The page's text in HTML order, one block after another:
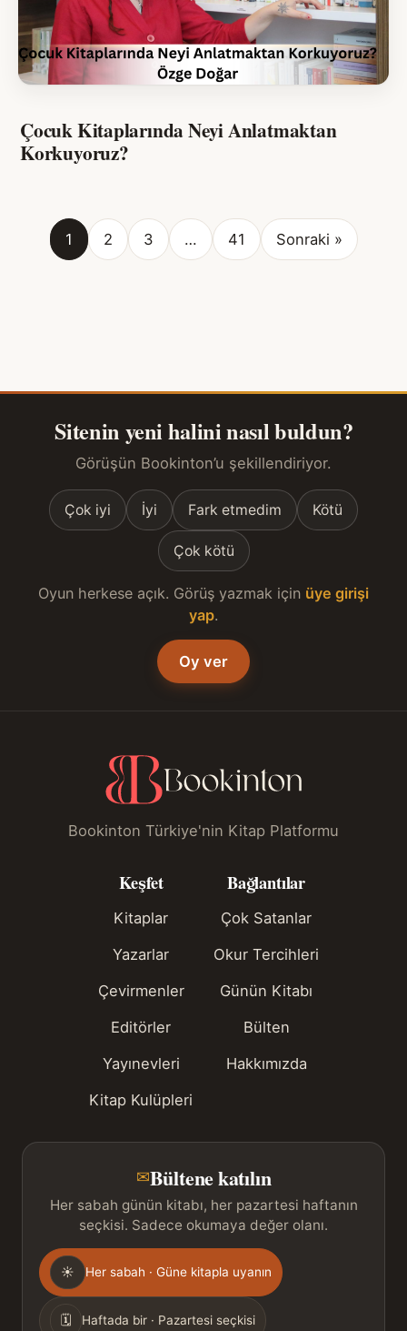
Çocuk Kitaplarında Neyi Anlatmaktan
Korkuyoruz?
1 2 3 … 41 Sonraki »
Sitenin yeni halini nasıl buldun?
Görüşün Bookinton’u şekillendiriyor.
Çok iyi İyi Fark etmedim Kötü
Çok kötü
Oyun herkese açık. Görüş yazmak için üye girişi
yap.
Oy ver
Bookinton Türkiye'nin Kitap Platformu
Keşfet
Kitaplar
Yazarlar
Çevirmenler
Editörler
Yayınevleri
Kitap Kulüpleri
Bağlantılar
Çok Satanlar
Okur Tercihleri
Günün Kitabı
Bülten
Hakkımızda
✉Bültene katılın
Her sabah günün kitabı, her pazartesi haftanın
seçkisi. Sadece okumaya değer olanı.
Gönderim
sıklığı
☀ Her sabah · Güne kitapla uyanın
🗓 Haftada bir · Pazartesi seçkisi